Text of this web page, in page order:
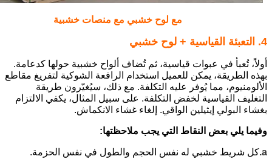
مع لوح خشبي مع منصات خشبية
4. التعبئة القياسية + لوح خشبي
أولاً، تُعبأ في عبوات قياسية، ثم تُضاف ألواح خشبية حولها كدعامة.
بهذه الطريقة، يمكن للعميل استخدام الرافعة الشوكية لتفريغ مقاطع
الألومنيوم، مما يُوفر عليه التكلفة. مع ذلك، سيُغيّرون طريقة
التغليف القياسية لخفض التكلفة. على سبيل المثال، يكفي الالتزام
بغشاء البولي إيثيلين الواقي. إلغاء غشاء الانكماش.
وفيما يلي بعض النقاط التي يجب ملاحظتها:
a. كل شريط خشبي له نفس الحجم والطول في نفس الحزمة.